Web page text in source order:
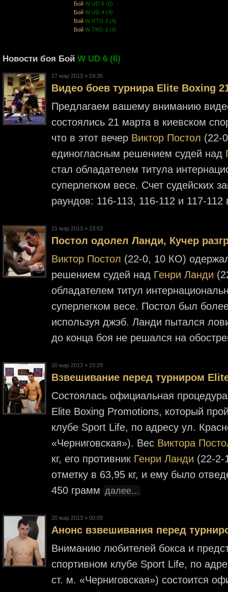
Бой W UD 6 (6)
Бой W UD 4 (4)
Бой W RTD 3 (4)
Бой W TKO 3 (4)
Новости боя Бой W UD 6 (6)
27 мар 2013 » 19:35
Видео боев турнира Elite Boxing
Предлагаем вашему вниманию
состоялись 21 марта в киевском
что в этот вечер Виктор Постол (22-
единогласным решением судей над
стал обладателем титула
суперлегком весе. Счет судейских
раундов: 116-113, 116-112 и 117-
21 мар 2013 » 23:53
Постол одолел Ланди, Кучер
Виктор Постол (22-0, 10 КО)
решением судей над Генри Ланди
обладателем титул
суперлегком весе. Постол был
используя джэб. Ланди пытался
до конца боя не решался на
20 мар 2013 » 15:29
Взвешивание перед турниром
Состоялась официальная
Elite Boxing Promotions, который
клубе Sport Life, по адресу ул.
«Черниговская»). Вес Виктора
кг, его противник Генри Ланди (22-2-
отметку в 63,95 кг, и ему было
450 грамм далее...
20 мар 2013 » 00:09
Анонс взвешивания перед
Вниманию любителей бокса и
спортивном клубе Sport Life, по
ст. м. «Черниговская») состоится